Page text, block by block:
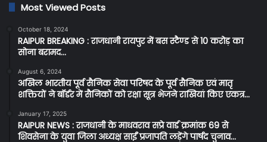
Most Viewed Posts
October 18, 2024
RAIPUR BREAKING : राजधानी रायपुर में बस स्टैण्ड से 10 करोड़ का
सोना बरामद…
August 6, 2024
अखिल भारतीय पूर्व सैनिक सेवा परिषद के पूर्व सैनिक एवं मातृ
शक्तियों ने बॉर्डर में सैनिकों को रक्षा सूत्र भेजने राखियां किए एकत्र…
January 17, 2025
RAIPUR NEWS : राजधानी के माधवराव सप्रे वार्ड क्रमांक 69 से
शिवसेना के युवा जिला अध्यक्ष साईं प्रजापति लड़ेंगे पार्षद चुनाव…